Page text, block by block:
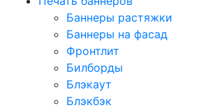
Баннеры растяжки
Баннеры на фасад
Фронтлит
Билборды
Блэкаут
Блэкбэк